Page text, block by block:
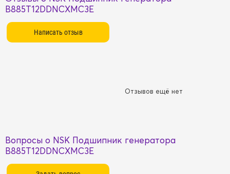
B885T12DDNCXMC3E
Отзывов ещё нет
Вопросы о NSK Подшипник генератора
B885T12DDNCXMC3E